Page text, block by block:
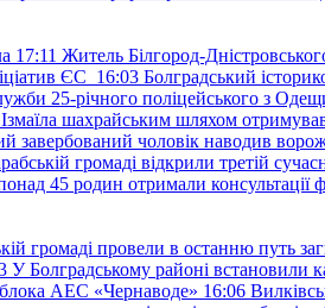
17:11 Житель Білгород-
ЄС 16:03 Болградський
25-річного поліцейського з
шахрайським шляхом
завербований чоловік наводив
громаді відкрили третій
45 родин отримали консультації
громаді провели в останню путь
У Болградському районі встановили
АЕС «Чернаводе» 16:06